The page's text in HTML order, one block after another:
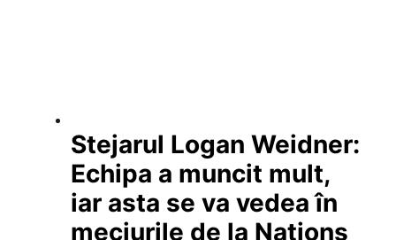
Stejarul Logan Weidner:
Echipa a muncit mult,
iar asta se va vedea în
meciurile de la Nations